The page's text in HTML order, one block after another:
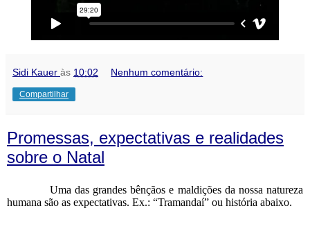
Sidi Kauer às 10:02 Nenhum comentário:
Compartilhar
Promessas, expectativas e realidades
sobre o Natal
Uma das grandes bênçãos e maldições da nossa natureza
humana são as expectativas. Ex.: “Tramandaí” ou história abaixo.